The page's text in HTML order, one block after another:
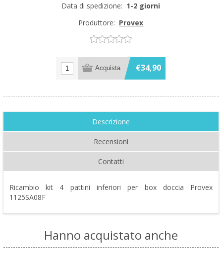
Data di spedizione: 1-2 giorni
Produttore: Provex
€34,90
Descrizione
Recensioni
Contatti
Ricambio kit 4 pattini inferiori per box doccia Provex
1125SA08F
Hanno acquistato anche